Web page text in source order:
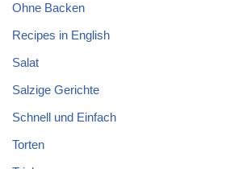
Ohne Backen
Recipes in English
Salat
Salzige Gerichte
Schnell und Einfach
Torten